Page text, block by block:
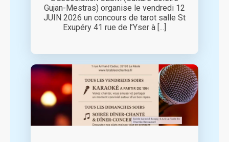
Gujan-Mestras) organise le vendredi 12
JUIN 2026 un concours de tarot salle St
Exupéry 41 rue de l’Yser à [...]